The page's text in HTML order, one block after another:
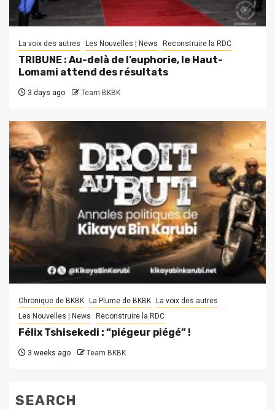
La voix des autres Les Nouvelles | News Reconstruire la RDC
TRIBUNE : Au-delà de l’euphorie, le Haut-
Lomami attend des résultats
3 days ago Team BKBK
Chronique de BKBK La Plume de BKBK
La voix des autres
Les Nouvelles | News
Reconstruire la RDC
Félix Tshisekedi : “piégeur piégé” !
3 weeks ago Team BKBK
SEARCH